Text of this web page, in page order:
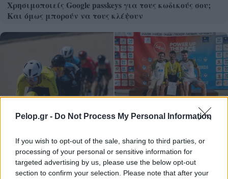
Pelop.gr - Do Not Process My Personal Information
If you wish to opt-out of the sale, sharing to third parties, or
processing of your personal or sensitive information for
targeted advertising by us, please use the below opt-out
section to confirm your selection. Please note that after your
Χρησιμοποιείς Google passkeys για τους κωδικούς σου;
Και όμως μπορούν να τους κλέψουν